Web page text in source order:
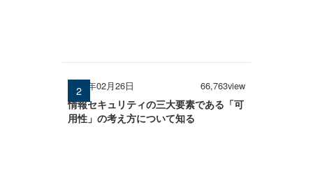
2026年02月26日 66,763view
情報セキュリティの三大要素である「可
用性」の考え方について知る